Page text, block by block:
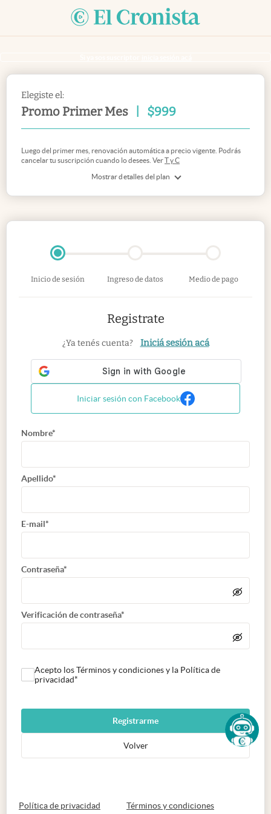
Elegiste el:
Promo Primer Mes $999
Mostrar detalles del plan
Luego del primer mes, renovación automática a precio vigente. Podrás
cancelar tu suscripción cuando lo desees. VerT y C
Inicio de sesión Ingreso de datos Medio de pago
Registrate
¿Ya tenés cuenta? Iniciá sesión acá
Iniciar sesión con Facebook
Nombre*
Apellido*
E-mail*
Contraseña*
Verificación de contraseña*
Acepto los Términos y condiciones y la Política de
privacidad*
Registrarme
Volver
Política de privacidad abre en nueva pestaña
Términos y condicionesabre en nueva